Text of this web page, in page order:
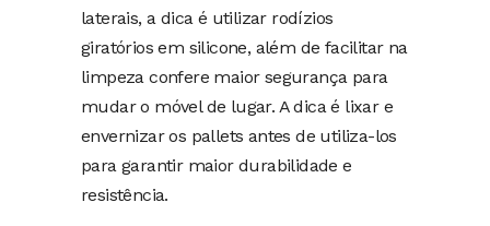
laterais, a dica é utilizar rodízios
giratórios em silicone, além de facilitar na
limpeza confere maior segurança para
mudar o móvel de lugar. A dica é lixar e
envernizar os pallets antes de utiliza-los
para garantir maior durabilidade e
resistência.